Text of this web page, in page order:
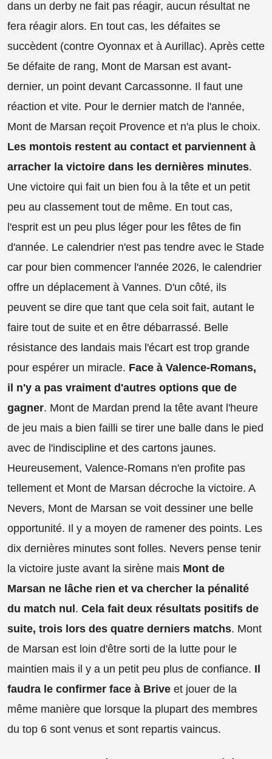
dans un derby ne fait pas réagir, aucun résultat ne
fera réagir alors. En tout cas, les défaites se
succèdent (contre Oyonnax et à Aurillac). Après cette
5e défaite de rang, Mont de Marsan est avant-
dernier, un point devant Carcassonne. Il faut une
réaction et vite. Pour le dernier match de l'année,
Mont de Marsan reçoit Provence et n'a plus le choix.
Les montois restent au contact et parviennent à
arracher la victoire dans les dernières minutes.
Une victoire qui fait un bien fou à la tête et un petit
peu au classement tout de même. En tout cas,
l'esprit est un peu plus léger pour les fêtes de fin
d'année. Le calendrier n'est pas tendre avec le Stade
car pour bien commencer l'année 2026, le calendrier
offre un déplacement à Vannes. D'un côté, ils
peuvent se dire que tant que cela soit fait, autant le
faire tout de suite et en être débarrassé. Belle
résistance des landais mais l'écart est trop grande
pour espérer un miracle. Face à Valence-Romans,
il n'y a pas vraiment d'autres options que de
gagner. Mont de Mardan prend la tête avant l'heure
de jeu mais a bien failli se tirer une balle dans le pied
avec de l'indiscipline et des cartons jaunes.
Heureusement, Valence-Romans n'en profite pas
tellement et Mont de Marsan décroche la victoire. A
Nevers, Mont de Marsan se voit dessiner une belle
opportunité. Il y a moyen de ramener des points. Les
dix dernières minutes sont folles. Nevers pense tenir
la victoire juste avant la sirène mais Mont de
Marsan ne lâche rien et va chercher la pénalité
du match nul . Cela fait deux résultats positifs de
suite, trois lors des quatre derniers matchs. Mont
de Marsan est loin d'être sorti de la lutte pour le
maintien mais il y a un petit peu plus de confiance. Il
faudra le confirmer face à Brive et jouer de la
même manière que lorsque la plupart des membres
du top 6 sont venus et sont repartis vaincus.